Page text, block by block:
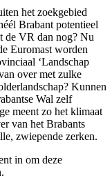
het zoekgebied
Brabant potentieel
de VR dan nog? Nu
Euromast worden
‘Landschap
over met zulke
Kunnen
Wal zelf
meent zo het klimaat
van het Brabants
zwiepende zerken.
in om deze